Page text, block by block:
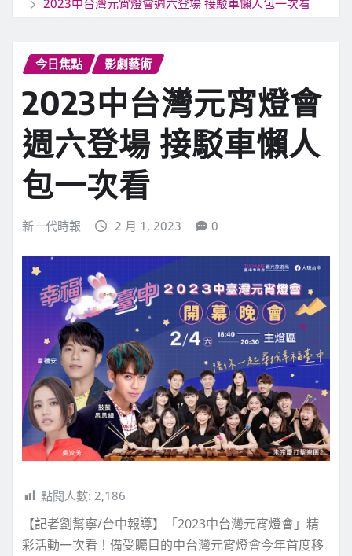
2023中台灣元宵燈會週六登場 接駁車懶人包一次看
今日焦點 影劇藝術
2023中台灣元宵燈會
週六登場 接駁車懶人
包一次看
新一代時報 2 月 1, 2023 0
點閱人數: 2,186
【記者劉幫寧/台中報導】「2023中台灣元宵燈會」精
彩活動一次看！備受矚目的中台灣元宵燈會今年首度移